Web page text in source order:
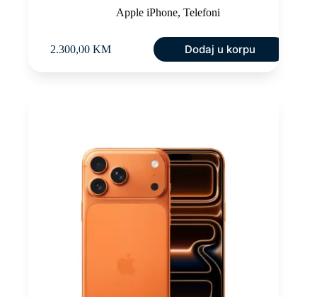
Apple iPhone, Telefoni
2.300,00 KM Dodaj u korpu